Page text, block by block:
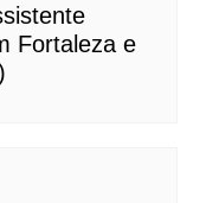
Fortaleza e